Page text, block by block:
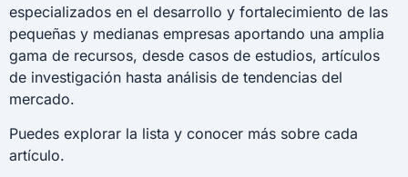
especializados en el desarrollo y fortalecimiento de las
pequeñas y medianas empresas aportando una amplia
gama de recursos, desde casos de estudios, artículos
de investigación hasta análisis de tendencias del
mercado.
Puedes explorar la lista y conocer más sobre cada
artículo.